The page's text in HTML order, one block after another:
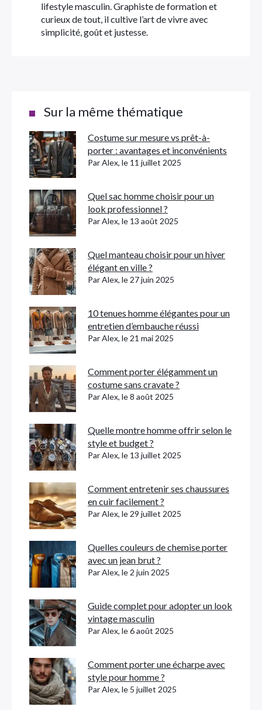
lifestyle masculin. Graphiste de formation et
curieux de tout, il cultive l’art de vivre avec
simplicité, goût et justesse.
Sur la même thématique
Costume sur mesure vs prêt-à-
porter : avantages et inconvénients
Par Alex, le 11 juillet 2025
Quel sac homme choisir pour un
look professionnel ?
Par Alex, le 13 août 2025
Quel manteau choisir pour un hiver
élégant en ville ?
Par Alex, le 27 juin 2025
10 tenues homme élégantes pour un
entretien d’embauche réussi
Par Alex, le 21 mai 2025
Comment porter élégamment un
costume sans cravate ?
Par Alex, le 8 août 2025
Quelle montre homme offrir selon le
style et budget ?
Par Alex, le 13 juillet 2025
Comment entretenir ses chaussures
en cuir facilement ?
Par Alex, le 29 juillet 2025
Quelles couleurs de chemise porter
avec un jean brut ?
Par Alex, le 2 juin 2025
Guide complet pour adopter un look
vintage masculin
Par Alex, le 6 août 2025
Comment porter une écharpe avec
style pour homme ?
Par Alex, le 5 juillet 2025